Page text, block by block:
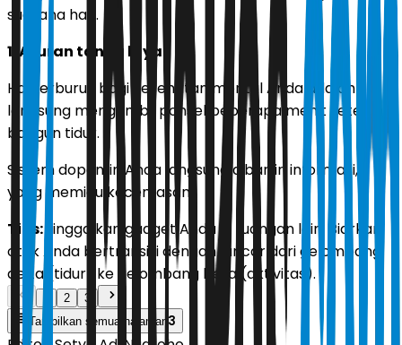
suasana hati.
1. Aturan tanpa layar
Hal terburuk bagi kesehatan mental Anda adalah
langsung mengambil ponsel beberapa menit setelah
bangun tidur.
Sistem dopamin Anda langsung dibanjiri informasi,
yang memicu kecemasan.
Tips:tinggalkan gadget Anda di ruangan lain. Biarkan
otak Anda bertransisi dengan lancar dari gelombang
delta (tidur) ke gelombang beta (aktivitas).
2
3
Tampilkan semua halaman 3